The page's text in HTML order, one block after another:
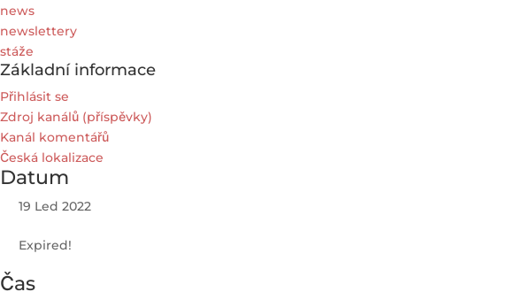
news
newslettery
stáže
Základní informace
Přihlásit se
Zdroj kanálů (příspěvky)
Kanál komentářů
Česká lokalizace
Datum
19 Led 2022
Expired!
Čas